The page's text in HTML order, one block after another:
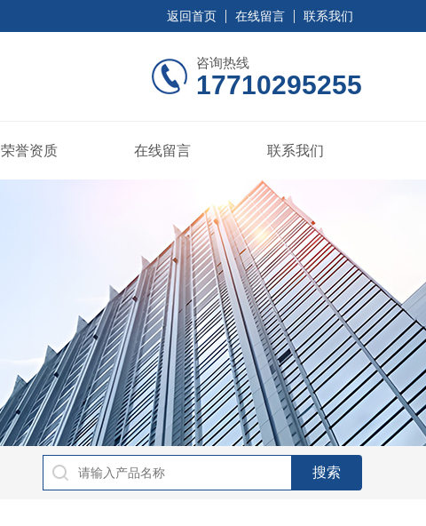
返回首页 在线留言 联系我们
咨询热线
17710295255
荣誉资质 在线留言 联系我们